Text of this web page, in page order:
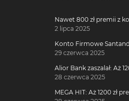
Nawet 800 zł premii z
Millennium 360°!
2 lipca 2025
Konto Firmowe
2700 zł w promocji
29 czerwca 2025
Alior Bank zaszalał: Aż
voucherach za otwarcie
28 czerwca 2025
MEGA HIT: Aż 1200 zł
voucherach za